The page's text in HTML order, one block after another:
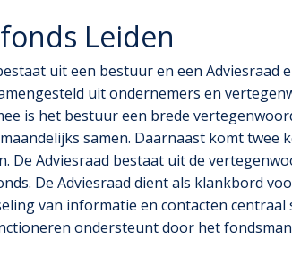
Leiden
uit een bestuur en een Adviesraad
uit ondernemers en
is het bestuur een brede
samen. Daarnaast komt twee
De Adviesraad bestaat uit de
De Adviesraad dient als klankbord
van informatie en contacten centraal
ondersteunt door het